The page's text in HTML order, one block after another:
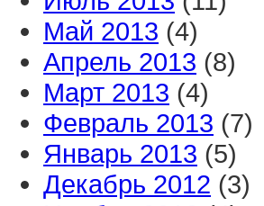
Май 2013 (4)
Апрель 2013 (8)
Март 2013 (4)
Февраль 2013 (7)
Январь 2013 (5)
Декабрь 2012 (3)